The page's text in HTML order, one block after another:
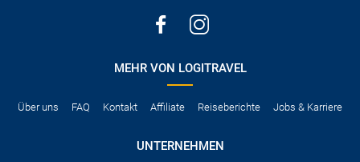
MEHR VON LOGITRAVEL
Über uns FAQ Kontakt Affiliate Reiseberichte Jobs & Karriere
UNTERNEHMEN